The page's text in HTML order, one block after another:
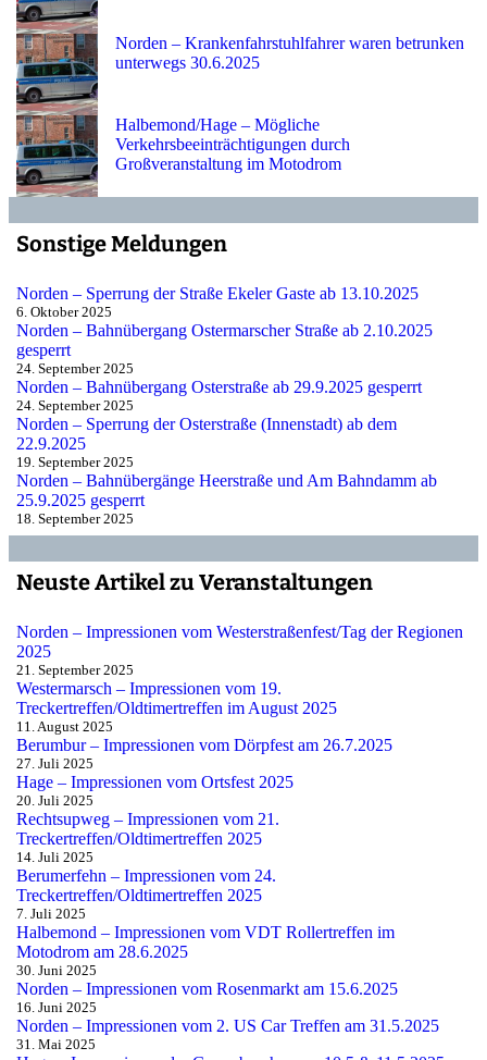
Norden – Krankenfahrstuhlfahrer waren betrunken
unterwegs 30.6.2025
Halbemond/Hage – Mögliche
Verkehrsbeeinträchtigungen durch
Großveranstaltung im Motodrom
Sonstige Meldungen
Norden – Sperrung der Straße Ekeler Gaste ab 13.10.2025
6. Oktober 2025
Norden – Bahnübergang Ostermarscher Straße ab 2.10.2025
gesperrt
24. September 2025
Norden – Bahnübergang Osterstraße ab 29.9.2025 gesperrt
24. September 2025
Norden – Sperrung der Osterstraße (Innenstadt) ab dem
22.9.2025
19. September 2025
Norden – Bahnübergänge Heerstraße und Am Bahndamm ab
25.9.2025 gesperrt
18. September 2025
Neuste Artikel zu Veranstaltungen
Norden – Impressionen vom Westerstraßenfest/Tag der Regionen
2025
21. September 2025
Westermarsch – Impressionen vom 19.
Treckertreffen/Oldtimertreffen im August 2025
11. August 2025
Berumbur – Impressionen vom Dörpfest am 26.7.2025
27. Juli 2025
Hage – Impressionen vom Ortsfest 2025
20. Juli 2025
Rechtsupweg – Impressionen vom 21.
Treckertreffen/Oldtimertreffen 2025
14. Juli 2025
Berumerfehn – Impressionen vom 24.
Treckertreffen/Oldtimertreffen 2025
7. Juli 2025
Halbemond – Impressionen vom VDT Rollertreffen im
Motodrom am 28.6.2025
30. Juni 2025
Norden – Impressionen vom Rosenmarkt am 15.6.2025
16. Juni 2025
Norden – Impressionen vom 2. US Car Treffen am 31.5.2025
31. Mai 2025